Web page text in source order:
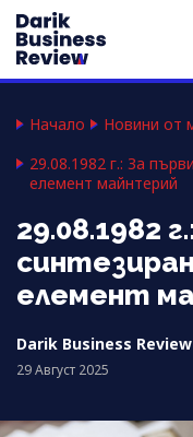
Начало
Новини от
29.08.1982 г.: За
елемент майнтерий
29.08.1982
елемент
Darik Business Review
29 Август 2025